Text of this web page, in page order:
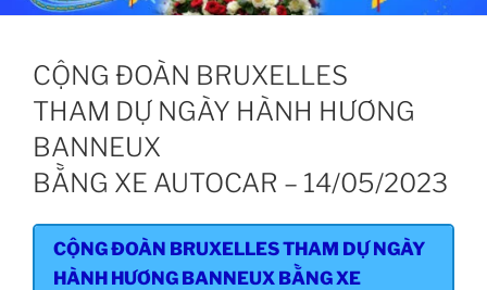
CỘNG ĐOÀN BRUXELLES
THAM DỰ NGÀY HÀNH HƯƠNG
BANNEUX
BẰNG XE AUTOCAR – 14/05/2023
CỘNG ĐOÀN BRUXELLES THAM DỰ NGÀY
HÀNH HƯƠNG BANNEUX BẰNG XE